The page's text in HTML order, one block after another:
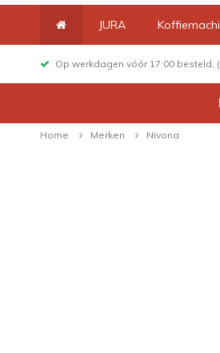
JURA
Op werkdagen vóór 17:00
Home Merken Nivona